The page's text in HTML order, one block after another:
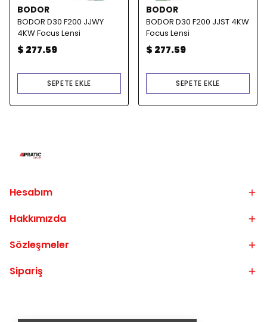
BODOR
BODOR D30 F200 JJWY
4KW Focus Lensi
$ 277.59
SEPETE EKLE
BODOR
BODOR D30 F200 JJST 4KW
Focus Lensi
$ 277.59
SEPETE EKLE
Hesabım
Hakkımızda
Sözleşmeler
Sipariş